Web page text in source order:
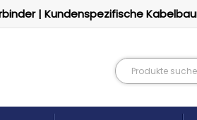
| Kundenspezifische